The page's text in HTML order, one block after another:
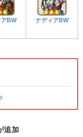
アBW ナディアBW
追加